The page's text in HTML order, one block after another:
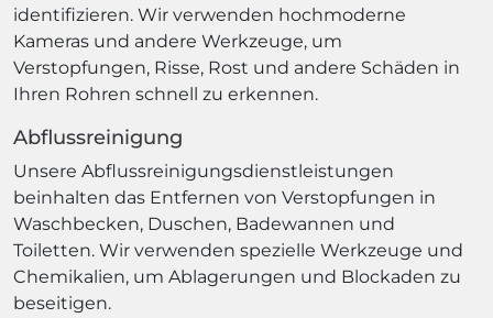
identifizieren. Wir verwenden hochmoderne
Kameras und andere Werkzeuge, um
Verstopfungen, Risse, Rost und andere Schäden in
Ihren Rohren schnell zu erkennen.
Abflussreinigung
Unsere Abflussreinigungsdienstleistungen
beinhalten das Entfernen von Verstopfungen in
Waschbecken, Duschen, Badewannen und
Toiletten. Wir verwenden spezielle Werkzeuge und
Chemikalien, um Ablagerungen und Blockaden zu
beseitigen.